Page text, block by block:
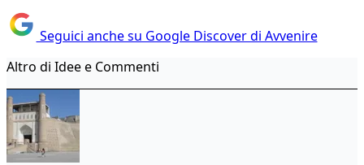
Seguici anche su Google Discover di Avvenire
Altro di Idee e Commenti